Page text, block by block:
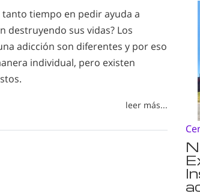
tiempo en pedir ayuda a
destruyendo sus vidas? Los
adicción son diferentes y por eso
individual, pero existen
leer más...